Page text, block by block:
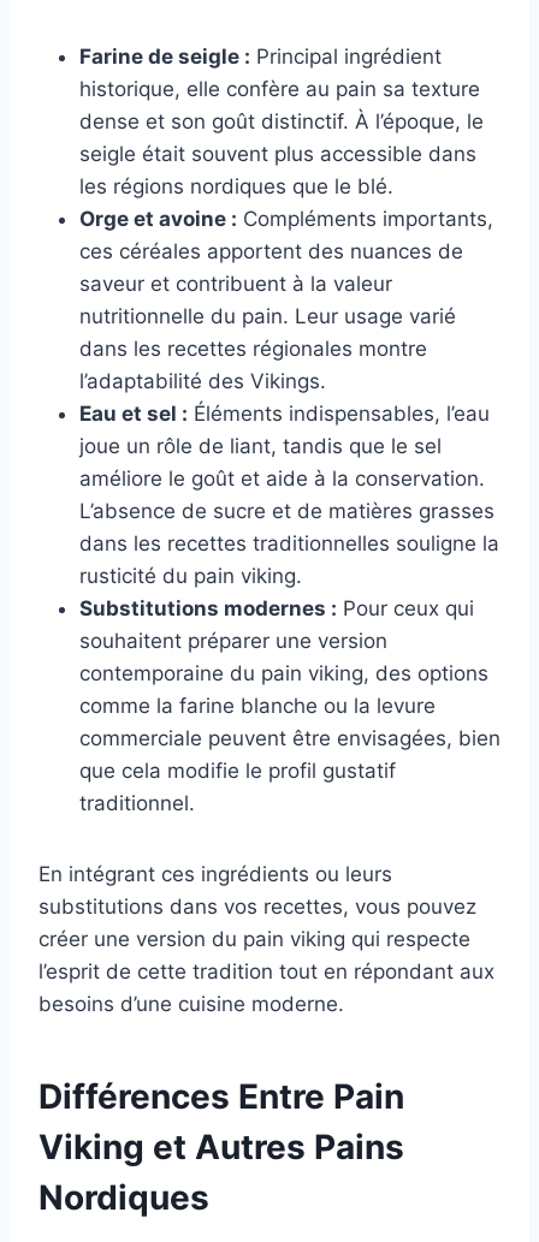
Farine de seigle : Principal ingrédient
historique, elle confère au pain sa texture
dense et son goût distinctif. À l’époque, le
seigle était souvent plus accessible dans
les régions nordiques que le blé.
Orge et avoine : Compléments importants,
ces céréales apportent des nuances de
saveur et contribuent à la valeur
nutritionnelle du pain. Leur usage varié
dans les recettes régionales montre
l’adaptabilité des Vikings.
Eau et sel : Éléments indispensables, l’eau
joue un rôle de liant, tandis que le sel
améliore le goût et aide à la conservation.
L’absence de sucre et de matières grasses
dans les recettes traditionnelles souligne la
rusticité du pain viking.
Substitutions modernes : Pour ceux qui
souhaitent préparer une version
contemporaine du pain viking, des options
comme la farine blanche ou la levure
commerciale peuvent être envisagées, bien
que cela modifie le profil gustatif
traditionnel.
En intégrant ces ingrédients ou leurs
substitutions dans vos recettes, vous pouvez
créer une version du pain viking qui respecte
l’esprit de cette tradition tout en répondant aux
besoins d’une cuisine moderne.
Différences Entre Pain
Viking et Autres Pains
Nordiques